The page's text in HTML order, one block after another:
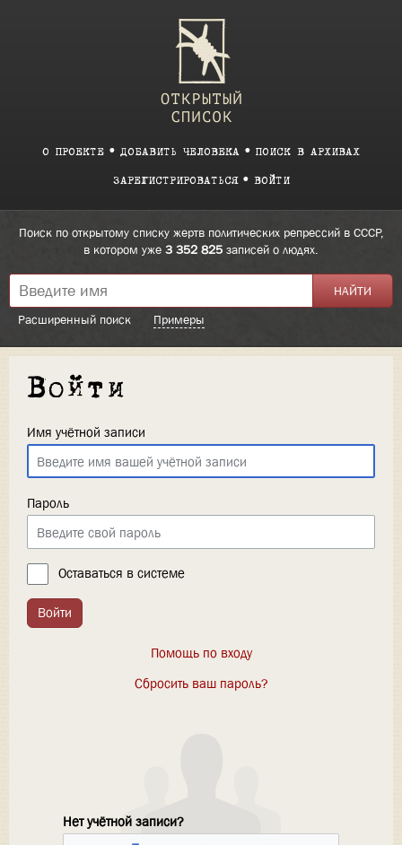
О ПРОЕКТЕ ДОБАВИТЬ ЧЕЛОВЕКА ПОИСК В АРХИВАХ
ЗАРЕГИСТРИРОВАТЬСЯ ВОЙТИ
Поиск по открытому списку жертв политических репрессий в СССР,
в котором уже 3 352 825 записей о людях.
Расширенный поиск Примеры
Войти
Имя учётной записи
Пароль
Оставаться в системе
Войти
Помощь по входу
Сбросить ваш пароль?
Нет учётной записи?